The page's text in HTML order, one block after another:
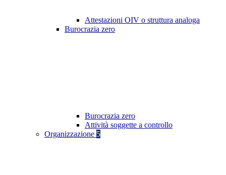
Attestazioni OIV o struttura analoga
Burocrazia zero
Burocrazia zero
Attività soggette a controllo
Organizzazione 5